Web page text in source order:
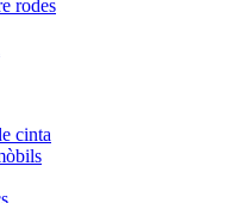
rodes
cinta